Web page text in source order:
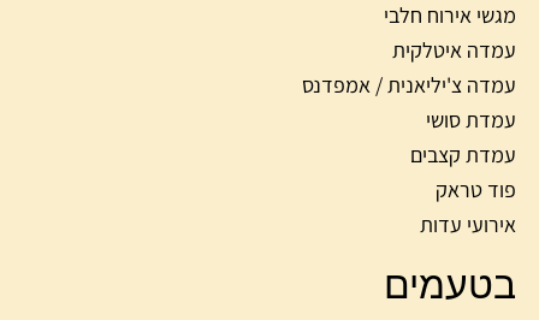
מגשי אירוח חלבי
עמדה איטלקית
עמדה צ'יליאנית / אמפדנס
עמדת סושי
עמדת קצבים
פוד טראק
אירועי עדות
בטעמים